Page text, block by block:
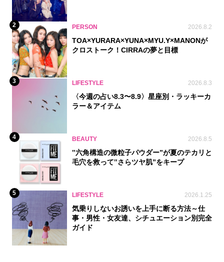
2 PERSON 2026.8.2
TOA×YURARA×YUNA×MYU.Y×MANONが
クロストーク！CIRRAの夢と目標
3 LIFESTYLE 2026.8.3
〈今週の占い8.3〜8.9〉星座別・ラッキーカ
ラー＆アイテム
4 BEAUTY 2026.8.5
‟六角構造の微粒子パウダー”が夏のテカリと
毛穴を救って‟さらツヤ肌”をキープ
5 LIFESTYLE 2026.1.25
気乗りしないお誘いを上手に断る方法～仕
事・男性・女友達、シチュエーション別完全
ガイド